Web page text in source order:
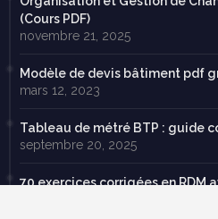
(Cours PDF)
novembre 21, 2025
Modèle de devis bâtiment pdf
mars 12, 2023
Tableau de métré BTP : guide
septembre 20, 2025
70 exercices corrigées en RDM